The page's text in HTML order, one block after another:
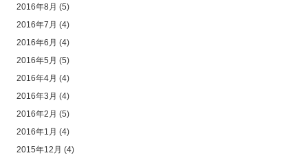
2016年8月 (5)
2016年7月 (4)
2016年6月 (4)
2016年5月 (5)
2016年4月 (4)
2016年3月 (4)
2016年2月 (5)
2016年1月 (4)
2015年12月 (4)